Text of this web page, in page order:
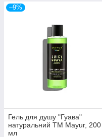
–9%
Гель для душу "Гуава"
натуральний TM Mayur, 200
мл